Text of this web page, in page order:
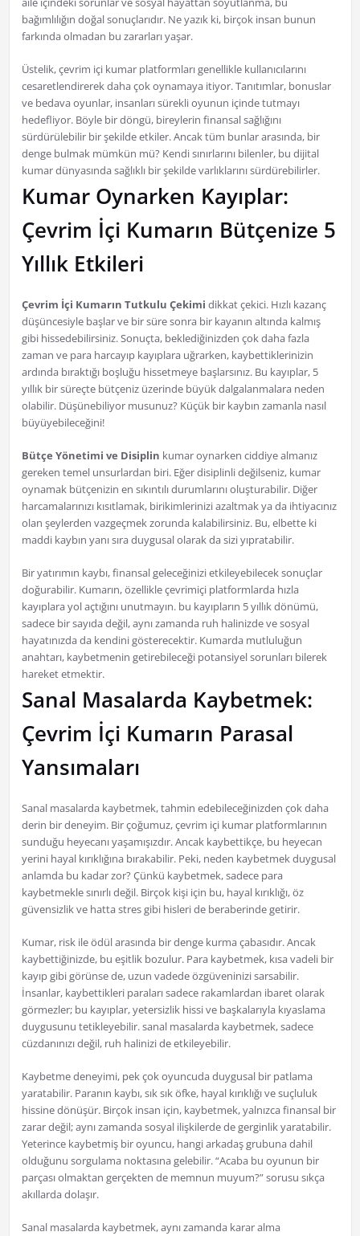
bağımlılığın doğal sonuçlarıdır. Ne yazık ki, birçok insan bunun
farkında olmadan bu zararları yaşar.
Üstelik, çevrim içi kumar platformları genellikle kullanıcılarını
cesaretlendirerek daha çok oynamaya itiyor. Tanıtımlar, bonuslar
ve bedava oyunlar, insanları sürekli oyunun içinde tutmayı
hedefliyor. Böyle bir döngü, bireylerin finansal sağlığını
sürdürülebilir bir şekilde etkiler. Ancak tüm bunlar arasında, bir
denge bulmak mümkün mü? Kendi sınırlarını bilenler, bu dijital
kumar dünyasında sağlıklı bir şekilde varlıklarını sürdürebilirler.
Kumar Oynarken Kayıplar:
Çevrim İçi Kumarın Bütçenize 5
Yıllık Etkileri
Çevrim İçi Kumarın Tutkulu Çekimi dikkat çekici. Hızlı kazanç
düşüncesiyle başlar ve bir süre sonra bir kayanın altında kalmış
gibi hissedebilirsiniz. Sonuçta, beklediğinizden çok daha fazla
zaman ve para harcayıp kayıplara uğrarken, kaybettiklerinizin
ardında bıraktığı boşluğu hissetmeye başlarsınız. Bu kayıplar, 5
yıllık bir süreçte bütçeniz üzerinde büyük dalgalanmalara neden
olabilir. Düşünebiliyor musunuz? Küçük bir kaybın zamanla nasıl
büyüyebileceğini!
Bütçe Yönetimi ve Disiplin kumar oynarken ciddiye almanız
gereken temel unsurlardan biri. Eğer disiplinli değilseniz, kumar
oynamak bütçenizin en sıkıntılı durumlarını oluşturabilir. Diğer
harcamalarınızı kısıtlamak, birikimlerinizi azaltmak ya da ihtiyacınız
olan şeylerden vazgeçmek zorunda kalabilirsiniz. Bu, elbette ki
maddi kaybın yanı sıra duygusal olarak da sizi yıpratabilir.
Bir yatırımın kaybı, finansal geleceğinizi etkileyebilecek sonuçlar
doğurabilir. Kumarın, özellikle çevrimiçi platformlarda hızla
kayıplara yol açtığını unutmayın. bu kayıpların 5 yıllık dönümü,
sadece bir sayıda değil, aynı zamanda ruh halinizde ve sosyal
hayatınızda da kendini gösterecektir. Kumarda mutluluğun
anahtarı, kaybetmenin getirebileceği potansiyel sorunları bilerek
hareket etmektir.
Sanal Masalarda Kaybetmek:
Çevrim İçi Kumarın Parasal
Yansımaları
Sanal masalarda kaybetmek, tahmin edebileceğinizden çok daha
derin bir deneyim. Bir çoğumuz, çevrim içi kumar platformlarının
sunduğu heyecanı yaşamışızdır. Ancak kaybettikçe, bu heyecan
yerini hayal kırıklığına bırakabilir. Peki, neden kaybetmek duygusal
anlamda bu kadar zor? Çünkü kaybetmek, sadece para
kaybetmekle sınırlı değil. Birçok kişi için bu, hayal kırıklığı, öz
güvensizlik ve hatta stres gibi hisleri de beraberinde getirir.
Kumar, risk ile ödül arasında bir denge kurma çabasıdır. Ancak
kaybettiğinizde, bu eşitlik bozulur. Para kaybetmek, kısa vadeli bir
kayıp gibi görünse de, uzun vadede özgüveninizi sarsabilir.
İnsanlar, kaybettikleri paraları sadece rakamlardan ibaret olarak
görmezler; bu kayıplar, yetersizlik hissi ve başkalarıyla kıyaslama
duygusunu tetikleyebilir. sanal masalarda kaybetmek, sadece
cüzdanınızı değil, ruh halinizi de etkileyebilir.
Kaybetme deneyimi, pek çok oyuncuda duygusal bir patlama
yaratabilir. Paranın kaybı, sık sık öfke, hayal kırıklığı ve suçluluk
hissine dönüşür. Birçok insan için, kaybetmek, yalnızca finansal bir
zarar değil; aynı zamanda sosyal ilişkilerde de gerginlik yaratabilir.
Yeterince kaybetmiş bir oyuncu, hangi arkadaş grubuna dahil
olduğunu sorgulama noktasına gelebilir. “Acaba bu oyunun bir
parçası olmaktan gerçekten de memnun muyum?” sorusu sıkça
akıllarda dolaşır.
Sanal masalarda kaybetmek, aynı zamanda karar alma